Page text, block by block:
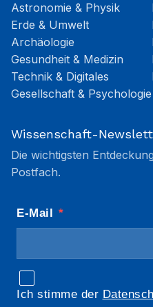
Astronomie & Physik
Erde & Umwelt
Archäologie
Gesundheit & Medizin
Technik & Digitales
Gesellschaft & Psychologie
Wissenschaft-
Die wichtigsten
Postfach.